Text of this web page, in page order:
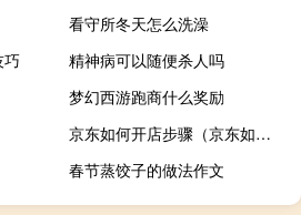
看守所冬天怎么洗澡
巧
精神病可以随便杀人吗
梦幻西游跑商什么奖励
京东如何开店步骤（京东如何开店）
春节蒸饺子的做法作文